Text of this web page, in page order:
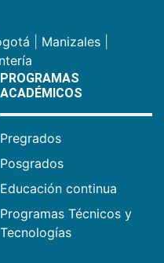
Manizales
PROGRAMAS
ACADÉMICOS
Pregrados
Posgrados
Educación continua
Programas Técnicos y
Tecnologías